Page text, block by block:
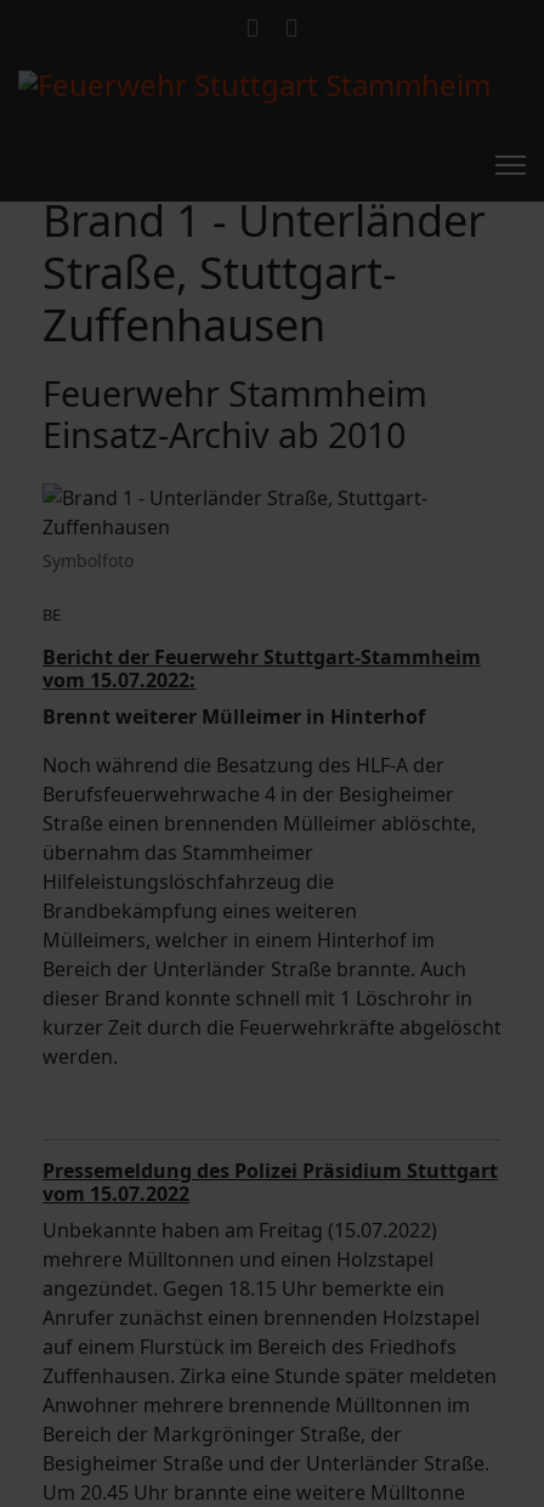
Feuerwehr Stammheim
Einsatz-Archiv ab 2010
Symbolfoto
Brand 1 - Unterländer
Straße, Stuttgart-
Zuffenhausen
BE
Bericht der Feuerwehr Stuttgart-Stammheim
vom 15.07.2022:
Brennt weiterer Mülleimer in Hinterhof
Noch während die Besatzung des HLF-A der
Berufsfeuerwehrwache 4 in der Besigheimer
Straße einen brennenden Mülleimer ablöschte,
übernahm das Stammheimer
Hilfeleistungslöschfahrzeug die
Brandbekämpfung eines weiteren
Mülleimers, welcher in einem Hinterhof im
Bereich der Unterländer Straße brannte. Auch
dieser Brand konnte schnell mit 1 Löschrohr in
kurzer Zeit durch die Feuerwehrkräfte abgelöscht
werden.
Pressemeldung des Polizei Präsidium Stuttgart
vom 15.07.2022
Unbekannte haben am Freitag (15.07.2022)
mehrere Mülltonnen und einen Holzstapel
angezündet. Gegen 18.15 Uhr bemerkte ein
Anrufer zunächst einen brennenden Holzstapel
auf einem Flurstück im Bereich des Friedhofs
Zuffenhausen. Zirka eine Stunde später meldeten
Anwohner mehrere brennende Mülltonnen im
Bereich der Markgröninger Straße, der
Besigheimer Straße und der Unterländer Straße.
Um 20.45 Uhr brannte eine weitere Mülltonne